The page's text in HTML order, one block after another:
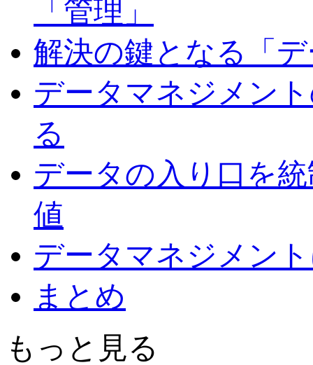
「管理」
解決の鍵となる「
データマネジメン
る
データの入り口を
値
データマネジメン
まとめ
もっと見る